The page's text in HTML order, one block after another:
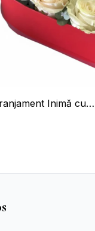
Inimă cu